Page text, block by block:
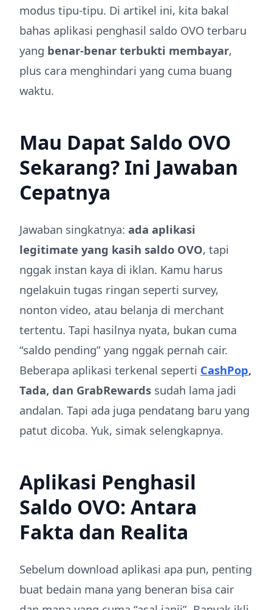
modus tipu-tipu. Di artikel ini, kita bakal
bahas aplikasi penghasil saldo OVO terbaru
yang benar-benar terbukti membayar,
plus cara menghindari yang cuma buang
waktu.
Mau Dapat Saldo OVO
Sekarang? Ini Jawaban
Cepatnya
Jawaban singkatnya: ada aplikasi
legitimate yang kasih saldo OVO, tapi
nggak instan kaya di iklan. Kamu harus
ngelakuin tugas ringan seperti survey,
nonton video, atau belanja di merchant
tertentu. Tapi hasilnya nyata, bukan cuma
“saldo pending” yang nggak pernah cair.
Beberapa aplikasi terkenal seperti CashPop,
Tada, dan GrabRewards sudah lama jadi
andalan. Tapi ada juga pendatang baru yang
patut dicoba. Yuk, simak selengkapnya.
Aplikasi Penghasil
Saldo OVO: Antara
Fakta dan Realita
Sebelum download aplikasi apa pun, penting
buat bedain mana yang beneran bisa cair